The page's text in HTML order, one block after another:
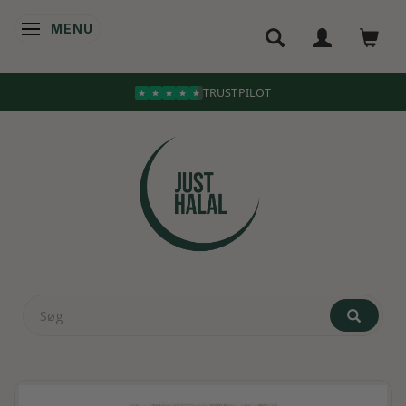
SKIFTE NAVIGATION
MENU
TRUSTPILOT